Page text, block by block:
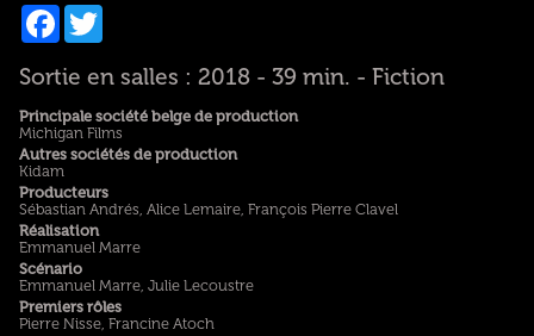
Facebook
Twitter
Sortie en salles : 2018 - 39 min. - Fiction
Principale société belge de production
Michigan Films
Autres sociétés de production
Kidam
Producteurs
Sébastian Andrés, Alice Lemaire, François Pierre Clavel
Réalisation
Emmanuel Marre
Scénario
Emmanuel Marre, Julie Lecoustre
Premiers rôles
Pierre Nisse, Francine Atoch